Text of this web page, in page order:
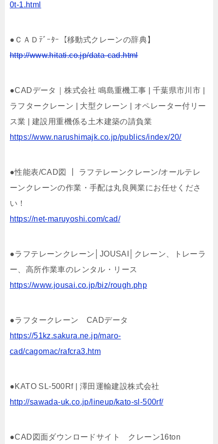
0t-1.html
●ＣＡＤﾃﾞｰﾀｰ【移動式クレーンの辞典】
http://www.hitati.co.jp/data-cad.html
●CADデータ｜株式会社 鳴島重機工事 | 千葉県市川市 |
ラフタークレーン | 大型クレーン | オペレーター付リー
ス業 | 建設用重機係る土木建築の請負業
https://www.narushimajk.co.jp/publics/index/20/
●性能表/CAD図 ┃ ラフテレーンクレーン/オールテレ
ーンクレーンの作業・手配は丸良興業にお任せくださ
い！
https://net-maruyoshi.com/cad/
●ラフテレーンクレーン│JOUSAI│クレーン、トレーラ
ー、高所作業車のレンタル・リース
https://www.jousai.co.jp/biz/rough.php
●ラフタークレーン CADデータ
https://51kz.sakura.ne.jp/maro-
cad/cagomac/rafcra3.htm
●KATO SL-500Rf | 澤田運輸建設株式会社
http://sawada-uk.co.jp/lineup/kato-sl-500rf/
●CAD図面ダウンロードサイト クレーン16ton